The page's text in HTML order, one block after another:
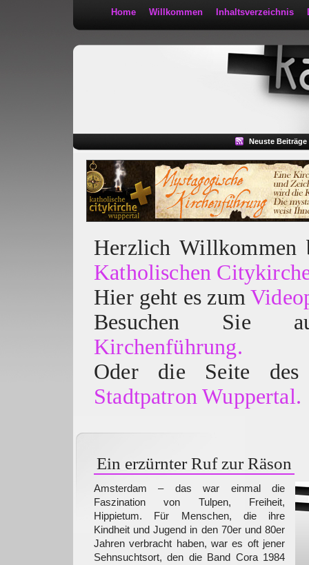
Home Willkommen Inhaltsverzeichnis
Neuste Beiträge
Herzlich
Katholischen
Hier geht es zum
Besuchen
Kirchenführung.
Oder die Seite des
Stadtpatron Wuppertal.
Ein erzürnter Ruf zur Räson
Amsterdam – das war einmal die
Faszination von Tulpen, Freiheit,
Hippietum. Für Menschen, die ihre
Kindheit und Jugend in den 70er und 80er
Jahren verbracht haben, war es oft jener
Sehnsuchtsort, den die Band Cora 1984